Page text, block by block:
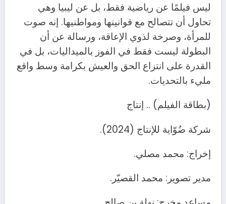
ليس فيلمًا عن رياضية فقط، بل عن ليبيا وهي
تحاول أن تتصالح مع قوانينها ومواطنيها. إنه صوت
للمرأة، وصرخة لذوي الإعاقة، ورسالة عن أن
البطولة ليست فقط في الفوز بالميداليات، بل في
القدرة على انتزاع الحق والعيش بكرامة وسط واقع
مليء بالتحديات.
(بطاقة الفيلم) .. إنتاج
شركة ضُوّاية للإنتاج (2024).
إخراج: محمد مصلي.
مدير تصوير: محمد القصيّر.